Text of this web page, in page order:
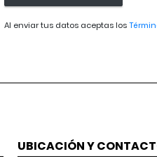
Al enviar tus datos aceptas los
UBICACIÓN Y